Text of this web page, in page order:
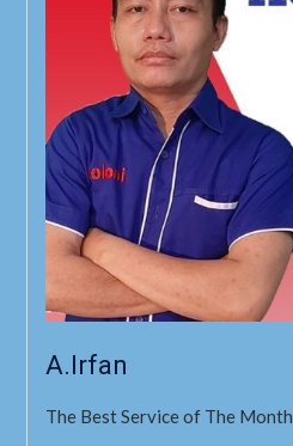
A.Irfan
The Best Service of The Month